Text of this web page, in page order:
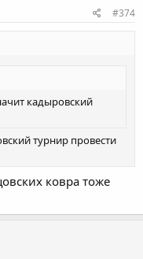
#374
кадыровский
турнир провести
ковра тоже